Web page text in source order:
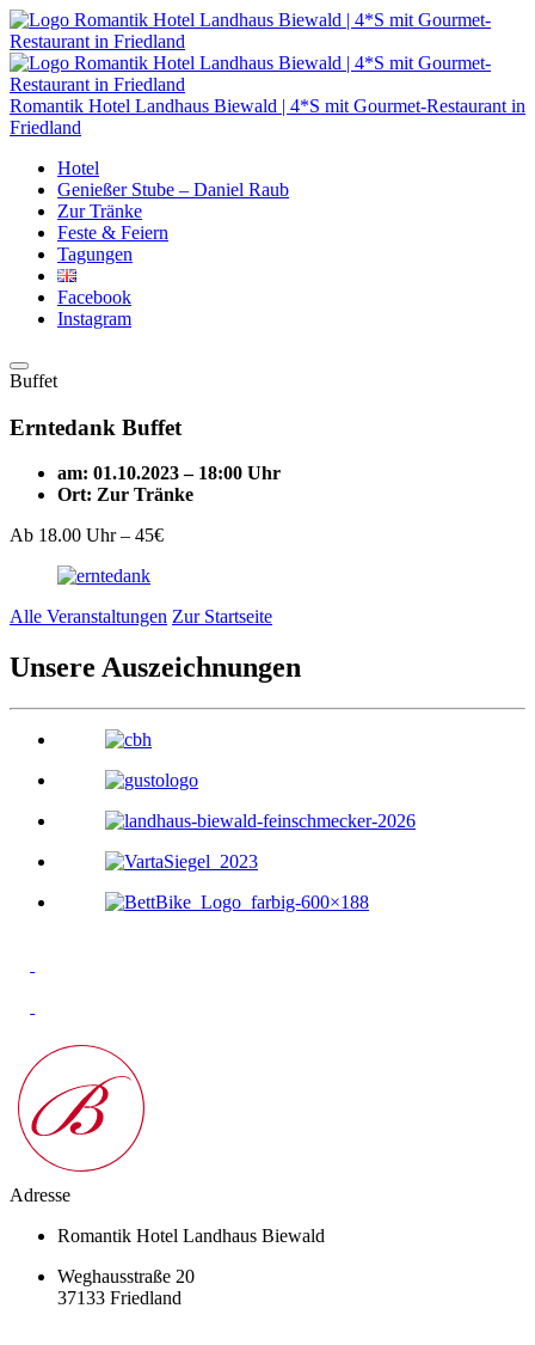
Romantik Hotel Landhaus Biewald | 4*S mit Gourmet-Restaurant in
Friedland
Hotel
Genießer Stube – Daniel Raub
Zur Tränke
Feste & Feiern
Tagungen
Facebook
Instagram
Buffet
Erntedank Buffet
am: 01.10.2023 – 18:00 Uhr
Ort: Zur Tränke
Ab 18.00 Uhr – 45€
Alle Veranstaltungen Zur Startseite
Unsere Auszeichnungen
Adresse
Romantik Hotel Landhaus Biewald
Weghausstraße 20
37133 Friedland